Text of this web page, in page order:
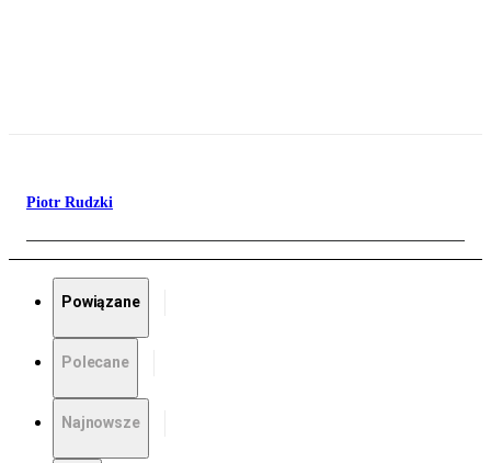
Piotr Rudzki
Powiązane
Polecane
Najnowsze